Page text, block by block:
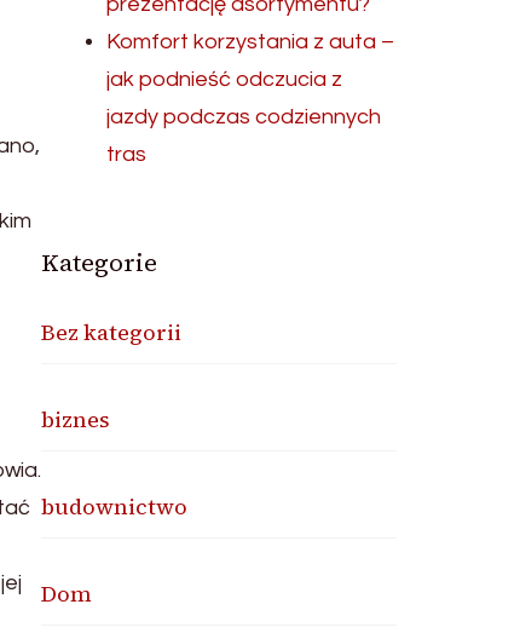
Komfort korzystania z auta –
jak podnieść odczucia z
jazdy podczas codziennych
tras
Kategorie
Bez kategorii
biznes
budownictwo
Dom